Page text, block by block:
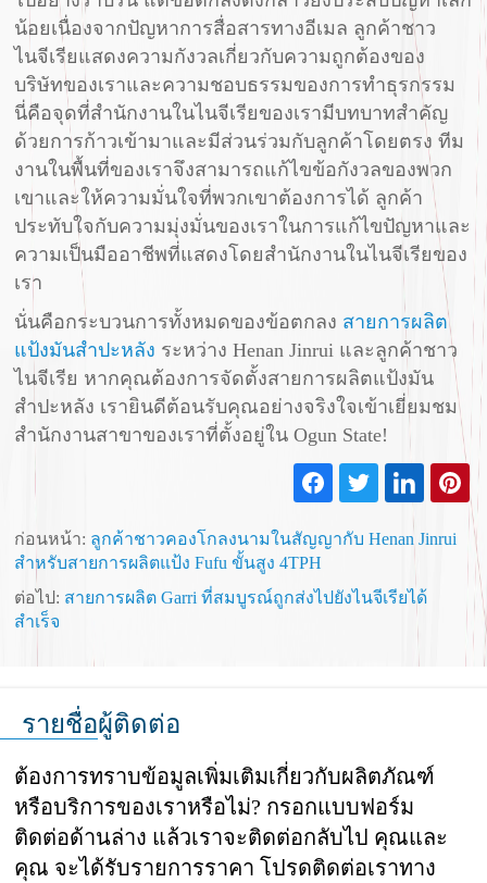
น้อยเนื่องจากปัญหาการสื่อสารทางอีเมล ลูกค้าชาว
ไนจีเรียแสดงความกังวลเกี่ยวกับความถูกต้องของ
บริษัทของเราและความชอบธรรมของการทำธุรกรรม
นี่คือจุดที่สำนักงานในไนจีเรียของเรามีบทบาทสำคัญ
ด้วยการก้าวเข้ามาและมีส่วนร่วมกับลูกค้าโดยตรง ทีม
งานในพื้นที่ของเราจึงสามารถแก้ไขข้อกังวลของพวก
เขาและให้ความมั่นใจที่พวกเขาต้องการได้ ลูกค้า
ประทับใจกับความมุ่งมั่นของเราในการแก้ไขปัญหาและ
ความเป็นมืออาชีพที่แสดงโดยสำนักงานในไนจีเรียของ
เรา
นั่นคือกระบวนการทั้งหมดของข้อตกลง สายการผลิต
แป้งมันสำปะหลัง ระหว่าง Henan Jinrui และลูกค้าชาว
ไนจีเรีย หากคุณต้องการจัดตั้งสายการผลิตแป้งมัน
สำปะหลัง เรายินดีต้อนรับคุณอย่างจริงใจเข้าเยี่ยมชม
สำนักงานสาขาของเราที่ตั้งอยู่ใน Ogun State!
ก่อนหน้า: ลูกค้าชาวคองโกลงนามในสัญญากับ Henan Jinrui
สำหรับสายการผลิตแป้ง ​​Fufu ขั้นสูง 4TPH​
ต่อไป: สายการผลิต Garri ที่สมบูรณ์ถูกส่งไปยังไนจีเรียได้
สำเร็จ
รายชื่อผู้ติดต่อ
ต้องการทราบข้อมูลเพิ่มเติมเกี่ยวกับผลิตภัณฑ์
หรือบริการของเราหรือไม่? กรอกแบบฟอร์ม
ติดต่อด้านล่าง แล้วเราจะติดต่อกลับไป คุณและ
คุณ จะได้รับรายการราคา โปรดติดต่อเราทาง